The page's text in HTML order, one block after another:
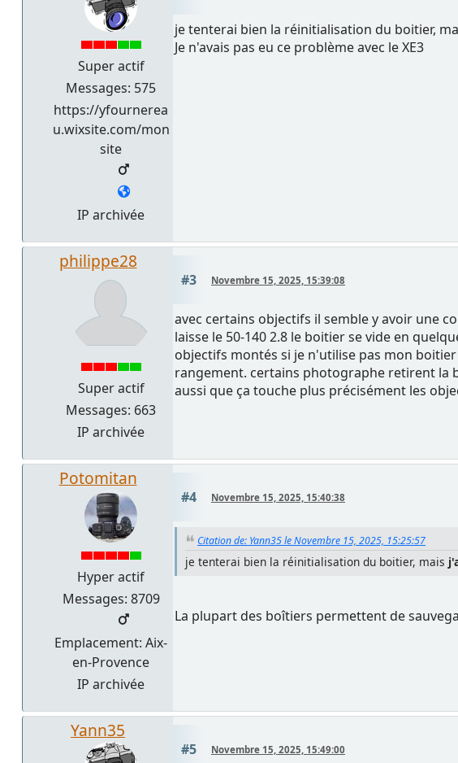
Super actif
Messages: 575
https://yfournerea
u.wixsite.com/mon
site
IP archivée
je tenterai bien la réinitialisation du boitier,
Je n'avais pas eu ce problème avec le XE3
philippe28
Super actif
Messages: 663
IP archivée
#3 Novembre 15, 2025, 15:39:08
avec certains objectifs il semble y avoir une
laisse le 50-140 2.8 le boitier se vide en
objectifs montés si je n'utilise pas mon
rangement. certains photographe retirent la
aussi que ça touche plus précisément les
Potomitan
Hyper actif
Messages: 8709
Emplacement: Aix-
en-Provence
IP archivée
#4 Novembre 15, 2025, 15:40:38
Citation de: Yann35 le Novembre 15, 2025, 15:25:57
je tenterai bien la réinitialisation du boitier, mais
La plupart des boîtiers permettent de
Yann35
#5 Novembre 15, 2025, 15:49:00